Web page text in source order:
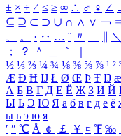
± × ÷ ≠ ≤ ≥ ∞ ∴ ♂ ♀ ∠
⊆ ⊇ ⊂ ⊃ ∪ ∩ ∧ ∨ ￢
、
。 · ‥ … ¨ 〃 ― ＼
；
？ ＾ ｀
½ ⅓ ⅔ ¼ ¾ ⅛ ⅜ ⅝ ⅞ ¹ ²
Æ Ð Ħ Ĳ Ł Ø Œ Þ Ŧ Ŋ æ
А Б В Г Д Е Ё Ж З И Й
Ы Ь Э Ю Я а б в г д е ё
ы ь э ю я
′ ″ ℃ Å ￠ ￡ ￥ ¤ ℉ ‰